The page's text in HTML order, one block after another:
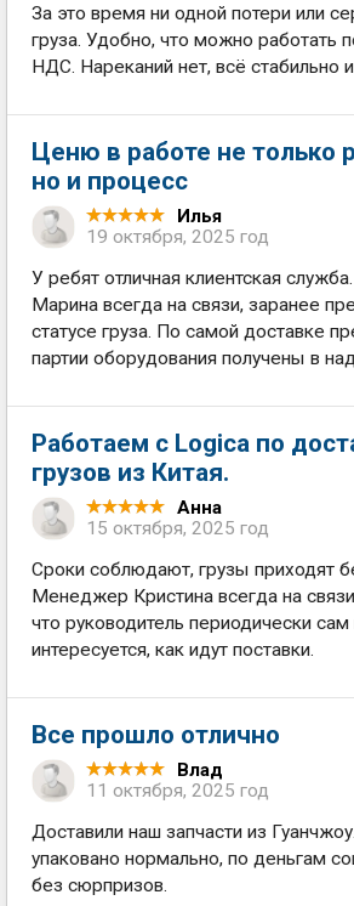
За это время ни одной потери или
груза. Удобно, что можно работать
НДС. Нареканий нет, всё стабильно
Ценю в работе не только
но и процесс
Илья
19 октября, 2025 год
У ребят отличная клиентская
Марина всегда на связи, заранее
статусе груза. По самой доставке
партии оборудования получены в
Работаем с Logiсa по
грузов из Китая.
Анна
15 октября, 2025 год
Сроки соблюдают, грузы приходят
Менеджер Кристина всегда на
что руководитель периодически
интересуется, как идут поставки.
Все прошло отлично
Влад
11 октября, 2025 год
Доставили наш запчасти из
упаковано нормально, по деньгам
без сюрпризов.